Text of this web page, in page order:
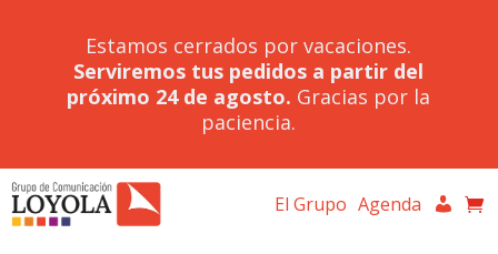
Estamos cerrados por vacaciones.
Serviremos tus pedidos a partir del
próximo 24 de agosto. Gracias por la
paciencia.
El Grupo Agenda